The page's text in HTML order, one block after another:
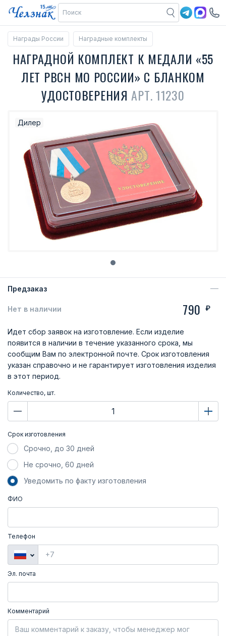
Награды России Наградные комплекты
НАГРАДНОЙ КОМПЛЕКТ К МЕДАЛИ «55
ЛЕТ РВСН МО РОССИИ» С БЛАНКОМ
УДОСТОВЕРЕНИЯАРТ. 11230
Дилер
Предзаказ
Нет в наличии 790 ₽
Идет сбор заявок на изготовление. Если изделие
появится в наличии в течение указанного срока, мы
сообщим Вам по электронной почте. Срок изготовления
указан справочно и не гарантирует изготовления изделия
в этот период.
Количество, шт.
Срок изготовления
Срочно, до 30 дней
Не срочно, 60 дней
Уведомить по факту изготовления
ФИО
Телефон
Эл. почта
Комментарий